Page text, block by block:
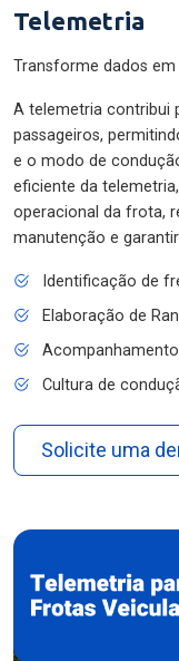
Telemetria
Transforme dados
A telemetria contribui
passageiros,
e o modo de
eficiente da
operacional da frota,
manutenção e
Identificação de
Elaboração de
Cultura de
Solicite uma